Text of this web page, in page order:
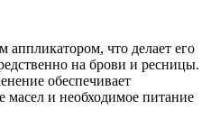
аппликатором, что делает его
на брови и ресницы.
обеспечивает
и необходимое питание